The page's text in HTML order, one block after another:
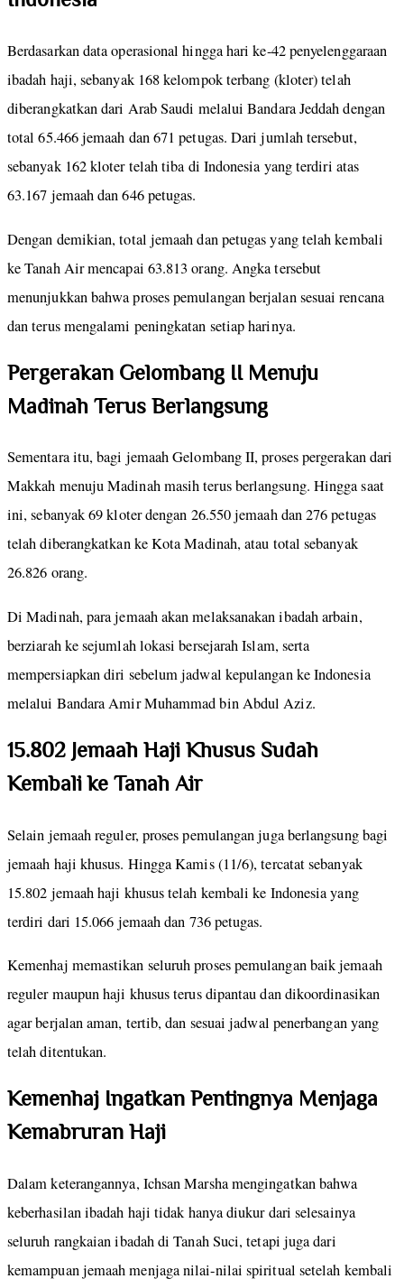
Berdasarkan data operasional hingga hari ke-42 penyelenggaraan
ibadah haji, sebanyak 168 kelompok terbang (kloter) telah
diberangkatkan dari Arab Saudi melalui Bandara Jeddah dengan
total 65.466 jemaah dan 671 petugas. Dari jumlah tersebut,
sebanyak 162 kloter telah tiba di Indonesia yang terdiri atas
63.167 jemaah dan 646 petugas.
Dengan demikian, total jemaah dan petugas yang telah kembali
ke Tanah Air mencapai 63.813 orang. Angka tersebut
menunjukkan bahwa proses pemulangan berjalan sesuai rencana
dan terus mengalami peningkatan setiap harinya.
Pergerakan Gelombang II Menuju
Madinah Terus Berlangsung
Sementara itu, bagi jemaah Gelombang II, proses pergerakan dari
Makkah menuju Madinah masih terus berlangsung. Hingga saat
ini, sebanyak 69 kloter dengan 26.550 jemaah dan 276 petugas
telah diberangkatkan ke Kota Madinah, atau total sebanyak
26.826 orang.
Di Madinah, para jemaah akan melaksanakan ibadah arbain,
berziarah ke sejumlah lokasi bersejarah Islam, serta
mempersiapkan diri sebelum jadwal kepulangan ke Indonesia
melalui Bandara Amir Muhammad bin Abdul Aziz.
15.802 Jemaah Haji Khusus Sudah
Kembali ke Tanah Air
Selain jemaah reguler, proses pemulangan juga berlangsung bagi
jemaah haji khusus. Hingga Kamis (11/6), tercatat sebanyak
15.802 jemaah haji khusus telah kembali ke Indonesia yang
terdiri dari 15.066 jemaah dan 736 petugas.
Kemenhaj memastikan seluruh proses pemulangan baik jemaah
reguler maupun haji khusus terus dipantau dan dikoordinasikan
agar berjalan aman, tertib, dan sesuai jadwal penerbangan yang
telah ditentukan.
Kemenhaj Ingatkan Pentingnya Menjaga
Kemabruran Haji
Dalam keterangannya, Ichsan Marsha mengingatkan bahwa
keberhasilan ibadah haji tidak hanya diukur dari selesainya
seluruh rangkaian ibadah di Tanah Suci, tetapi juga dari
kemampuan jemaah menjaga nilai-nilai spiritual setelah kembali